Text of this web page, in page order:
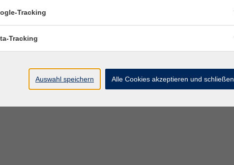
Tracking
Tracking
Auswahl speichern Alle Cookies akzeptieren und schließen